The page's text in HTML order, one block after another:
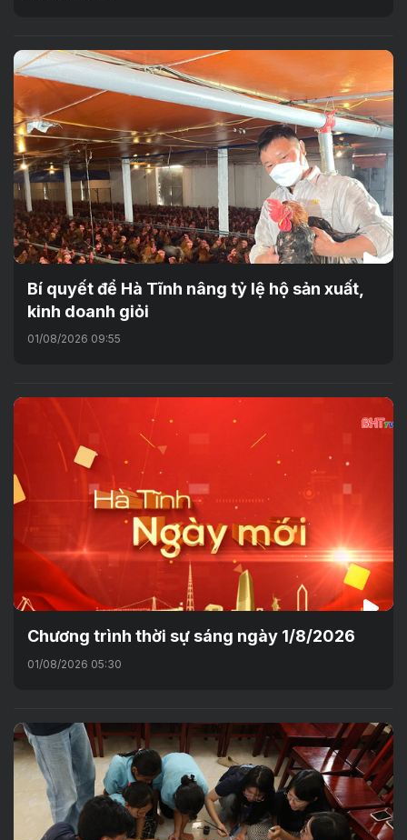
Bí quyết để Hà Tĩnh nâng tỷ lệ hộ sản xuất,
kinh doanh giỏi
01/08/2026 09:55
Chương trình thời sự sáng ngày 1/8/2026
01/08/2026 05:30